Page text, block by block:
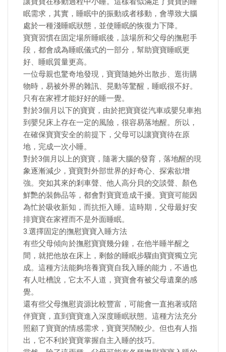
眠需求，其實，睡眠中的振動或者移動，會導致大腦
處於一種淺睡眠狀態，並使睡眠的恢復力下降。
寶寶習慣在固定場所睡眠後，該場所和父母的撫慰手
段，都會成為睡眠儀式的一部分，幫助寶寶睡眠更
好、睡眠質量更高。
一位母親也驚奇地發現，寶寶隨她外出散步、逛街購
物時，易被外界的雜訊、晃動等驚醒，睡眠很不好。
只有在家裡才能好好的睡一覺。
對於3個月以下的寶寶，由於把寶寶從汽車或嬰兒車抱
到嬰兒床上存在一定的風險，很容易落地醒。所以，
在確保寶寶安全的前提下，父母可以讓寶寶待在原
地，完成一次小睡。
對於3個月以上的寶寶，隨著大腦的發育，落地醒的現
象逐漸減少，寶寶對外部世界的好奇心、探索欲增
強。突如其來的剎車聲、他人高分貝的交談聲、顏色
鮮艷的裝飾品等，都會對寶寶造成干擾。寶寶可能因
為忙於吸收新知，而抗拒入睡。這時期，父母最好安
排寶寶在家裡而不是外面睡眠。
3.選擇固定的撫慰寶寶入睡方法
有些父母傾向於撫慰寶寶幾分鐘，在他半睡半醒之
間，就把他放在床上，剩餘的睡眠步驟由寶寶獨立完
成。這種方法能夠培養寶寶自我入睡的能力，不過也
有人吐槽說，它太不人道，寶寶會有被父母遺棄的感
覺。
還有些父母撫慰資源比較豐富，可能會一直抱著或陪
伴寶寶，直到寶寶進入深度睡眠狀態。這種方法充分
照顧了寶寶的情感需求，寶寶哭鬧較少。但也有人指
出，它不利於寶寶掌握自主入睡的技巧。